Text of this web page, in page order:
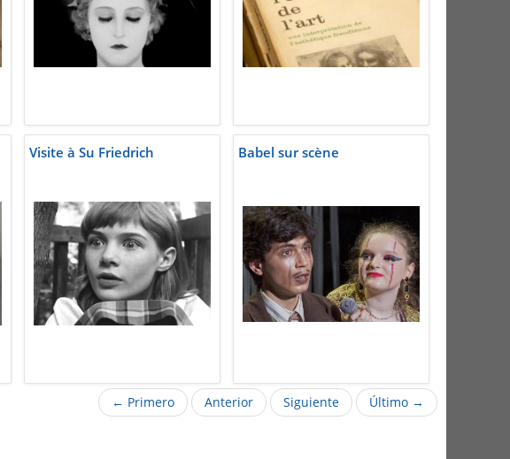
Visite à Su Friedrich Babel sur scène
← Primero Anterior Siguiente Último →